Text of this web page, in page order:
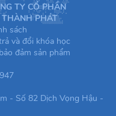
TY CỔ PHẦN
THÀNH PHÁT
sách
và đổi khóa học
đảm sản phẩm
- Số 82 Dịch Vọng Hậu -